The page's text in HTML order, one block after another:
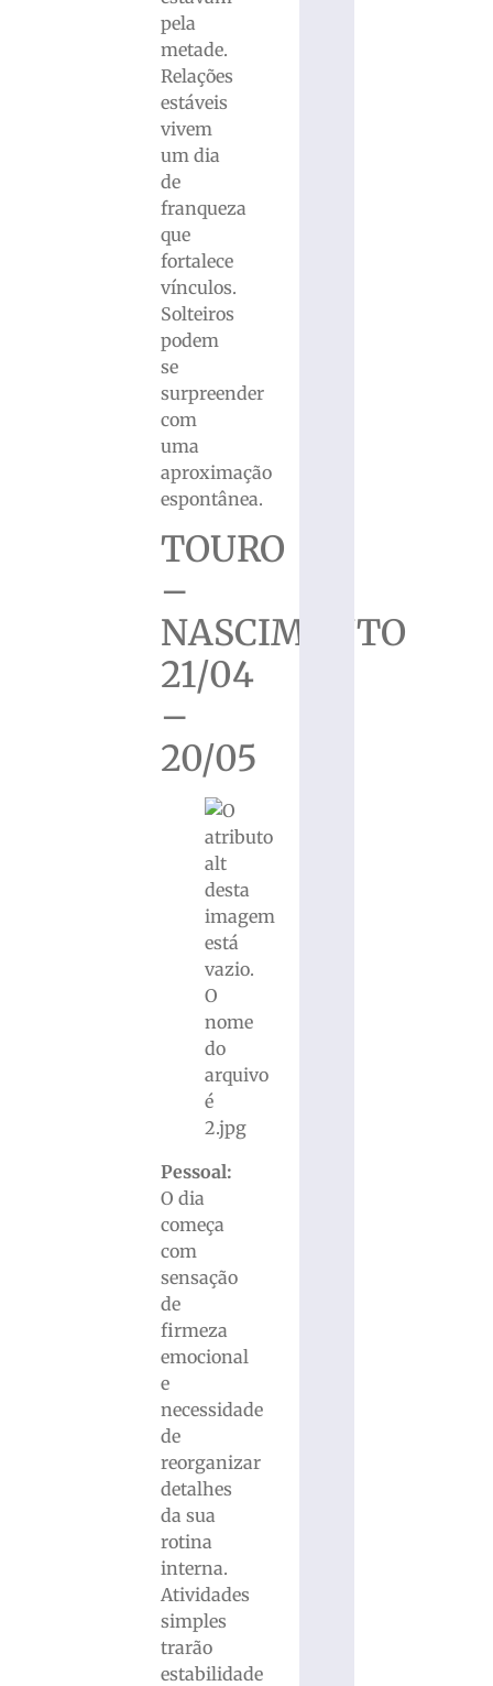
pela
metade.
Relações
estáveis
vivem
um dia
de
franqueza
que
fortalece
vínculos.
Solteiros
podem
se
surpreender
com
uma
aproximação
espontânea.
TOURO
–
NASCIMENTO
21/04
–
20/05
Pessoal:
O dia
começa
com
sensação
de
firmeza
emocional
e
necessidade
de
reorganizar
detalhes
da sua
rotina
interna.
Atividades
simples
trarão
estabilidade